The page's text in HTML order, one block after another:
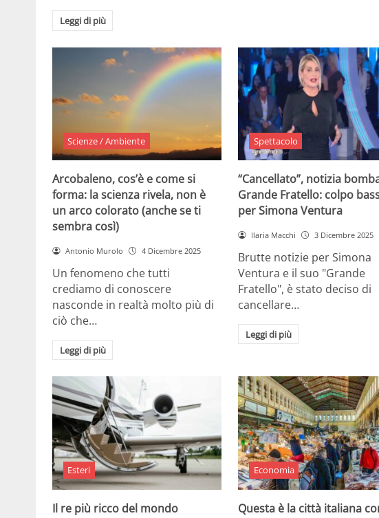
Leggi di più
Scienze / Ambiente
Arcobaleno, cos’è e come si
forma: la scienza rivela, non è
un arco colorato (anche se ti
sembra così)
Antonio Murolo 4 Dicembre 2025
Un fenomeno che tutti
crediamo di conoscere
nasconde in realtà molto più di
ciò che…
Leggi di più
Spettacolo
“Cancellato”, notizia
Grande Fratello: colpo
per Simona Ventura
Ilaria Macchi 3 Dicembre 2025
Brutte notizie per Simona
Ventura e il suo "Grande
Fratello", è stato deciso di
cancellare…
Leggi di più
Esteri
Il re più ricco del mondo
Economia
Questa è la città italiana